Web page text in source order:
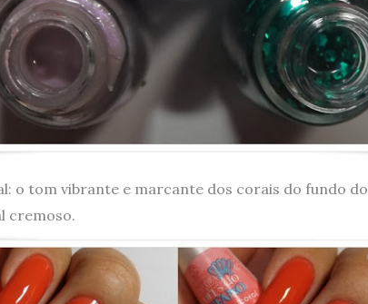
o tom vibrante e marcante dos corais do fundo
cremoso.